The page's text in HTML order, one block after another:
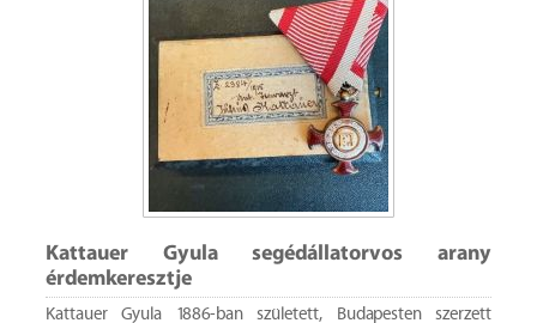
Kattauer Gyula segédállatorvos arany
érdemkeresztje
Kattauer Gyula 1886-ban született, Budapesten szerzett